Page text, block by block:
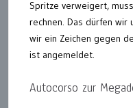
Spritze verweigert,
rechnen. Das dürfen wir
wir ein Zeichen gegen
ist angemeldet.
Autocorso zur